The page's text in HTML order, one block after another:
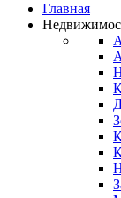
Главная